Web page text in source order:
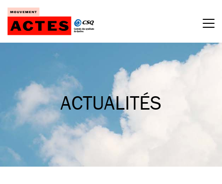
Passer
contenu
ACTUALITÉS